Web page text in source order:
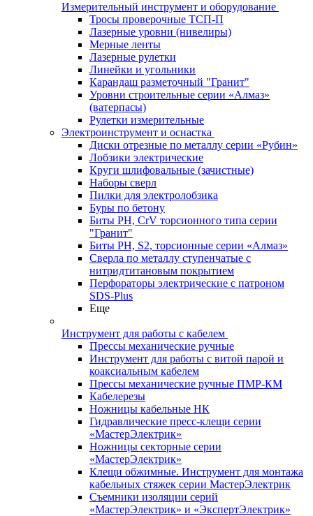
Измерительный инструмент и оборудование
Тросы проверочные ТСП-П
Лазерные уровни (нивелиры)
Мерные ленты
Лазерные рулетки
Линейки и угольники
Карандаш разметочный "Гранит"
Уровни строительные серии «Алмаз»
(ватерпасы)
Рулетки измерительные
Электроинструмент и оснастка
Диски отрезные по металлу серии «Рубин»
Лобзики электрические
Круги шлифовальные (зачистные)
Наборы сверл
Пилки для электролобзика
Буры по бетону
Биты PH, CrV торсионного типа серии
"Гранит"
Биты PH, S2, торсионные серии «Алмаз»
Сверла по металлу ступенчатые с
нитридтитановым покрытием
Перфораторы электрические с патроном
SDS-Plus
Еще
Инструмент для работы с кабелем
Прессы механические ручные
Инструмент для работы с витой парой и
коаксиальным кабелем
Прессы механические ручные ПМР-КМ
Кабелерезы
Ножницы кабельные НК
Гидравлические пресс-клещи серии
«МастерЭлектрик»
Ножницы секторные серии
«МастерЭлектрик»
Клещи обжимные. Инструмент для монтажа
кабельных стяжек серии МастерЭлектрик
Съемники изоляции серий
«МастерЭлектрик» и «ЭкспертЭлектрик»